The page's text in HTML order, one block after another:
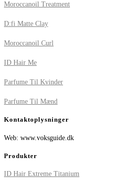
Moroccanoil Treatment
D:fi Matte Clay
Moroccanoil Curl
ID Hair Me
Parfume Til Kvinder
Parfume Til Mænd
Kontaktoplysninger
Web: www.voksguide.dk
Produkter
ID Hair Extreme Titanium